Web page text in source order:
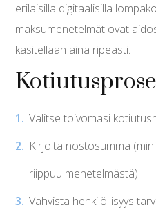
erilaisilla digitaalisilla
maksumenetelmät ovat
käsitellään aina ripeästi.
Valitse toivomasi
Kirjoita nostosumma
riippuu menetelmästä)
Vahvista henkilöllisyys